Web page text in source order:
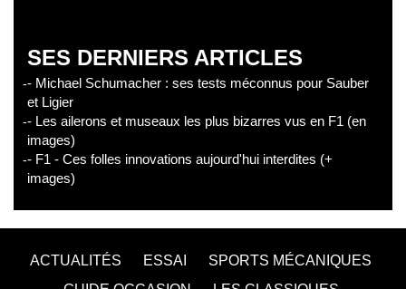
SES DERNIERS ARTICLES
- Michael Schumacher : ses tests méconnus pour Sauber
et Ligier
- Les ailerons et museaux les plus bizarres vus en F1 (en
images)
- F1 - Ces folles innovations aujourd'hui interdites (+
images)
ACTUALITÉS ESSAI
SPORTS MÉCANIQUES